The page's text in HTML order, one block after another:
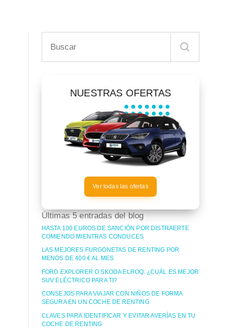
NUESTRAS OFERTAS
Ver todas las ofertas
Últimas 5 entradas del blog
HASTA 100 EUROS DE SANCIÓN POR DISTRAERTE
COMIENDO MIENTRAS CONDUCES
LAS MEJORES FURGONETAS DE RENTING POR
MENOS DE 400 € AL MES
FORD EXPLORER O SKODA ELROQ: ¿CUÁL ES MEJOR
SUV ELÉCTRICO PARA TI?
CONSEJOS PARA VIAJAR CON NIÑOS DE FORMA
SEGURA EN UN COCHE DE RENTING
CLAVES PARA IDENTIFICAR Y EVITAR AVERÍAS EN TU
COCHE DE RENTING